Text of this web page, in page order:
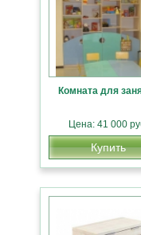
Комната для
Цена: 41 000
Купить